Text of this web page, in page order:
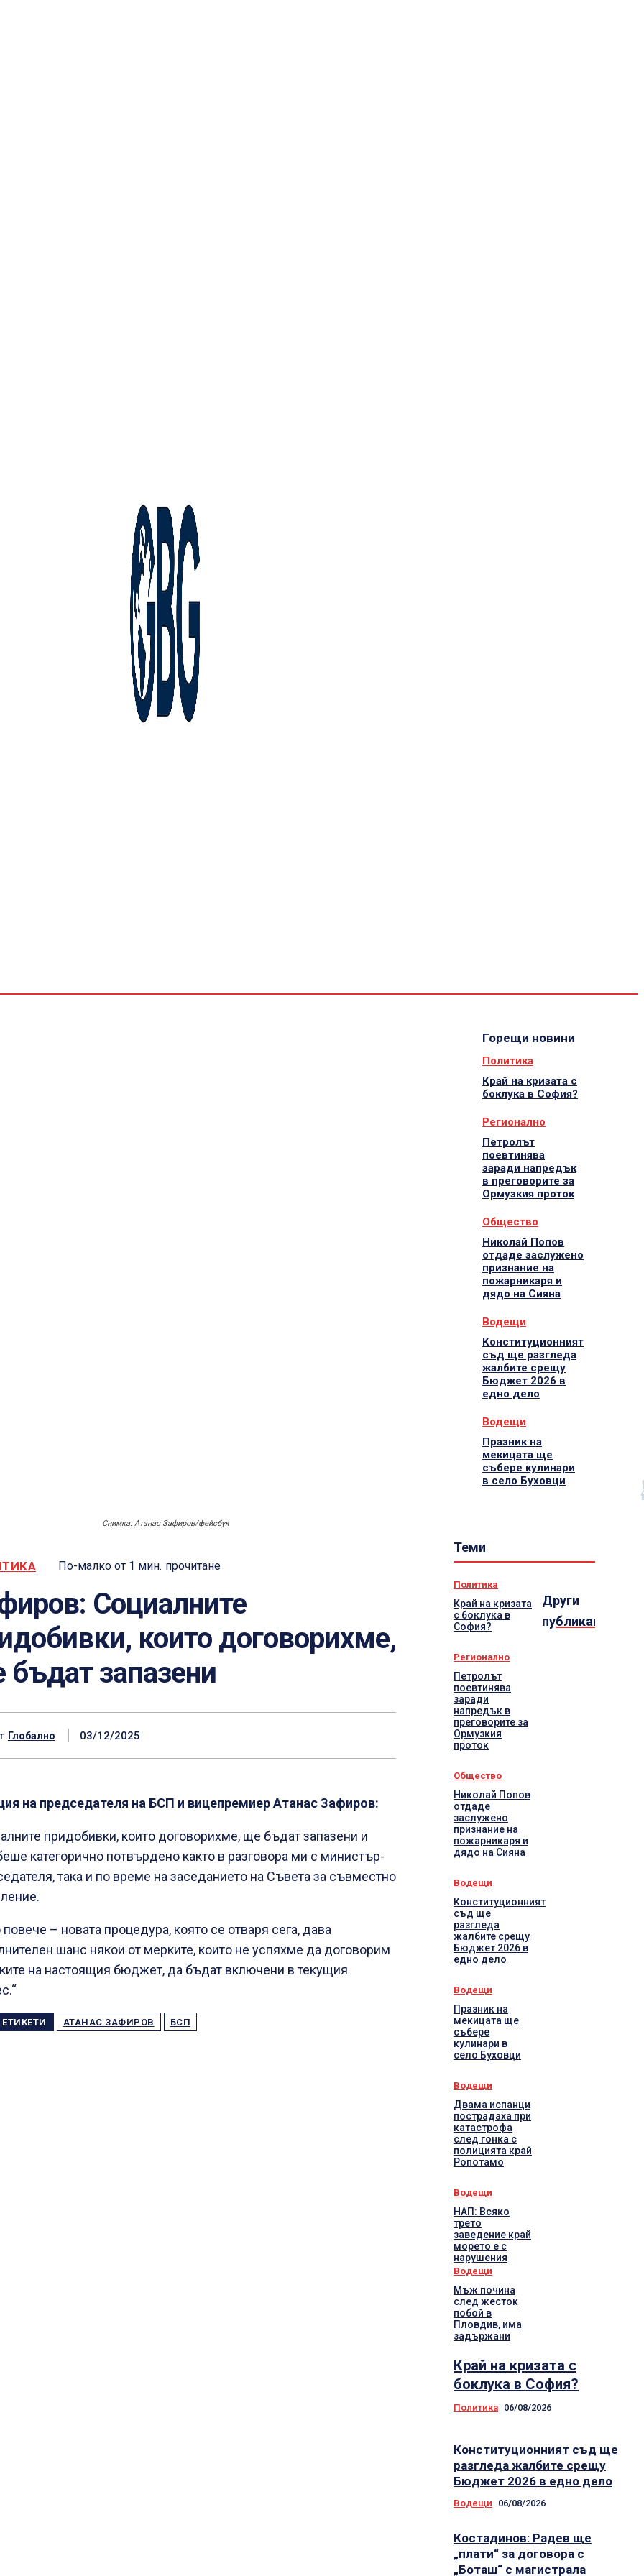
Снимка: Атанас Зафиров/фейсбук
По-малко от 1 мин. прочитане
Социалните
които договорихме,
запазени
Глобално 03/12/2025
на председателя на БСП и вицепремиер Атанас Зафиров:
придобивки, които договорихме, ще бъдат запазени и
категорично потвърдено както в разговора ми с министър-
така и по време на заседанието на Съвета за съвместно
– новата процедура, която се отваря сега, дава
шанс някои от мерките, които не успяхме да договорим
на настоящия бюджет, да бъдат включени в текущия
ЕТИКЕТИ АТАНАС ЗАФИРОВ БСП
Горещи новини
Политика
Край на кризата с
боклука в София?
Регионално
Петролът
поевтинява
заради напредък
в преговорите за
Ормузкия проток
Общество
Николай Попов
отдаде заслужено
признание на
пожарникаря и
дядо на Сияна
Водещи
Конституционният
съд ще разгледа
жалбите срещу
Бюджет 2026 в
едно дело
Водещи
Празник на
мекицата ще
събере кулинари
в село Буховци
Теми
Политика
Край на кризата
с боклука в
София?
Регионално
Петролът
поевтинява
заради
напредък в
преговорите за
Ормузкия
проток
Общество
Николай Попов
отдаде
заслужено
признание на
пожарникаря и
дядо на Сияна
Водещи
Конституционният
съд ще
разгледа
жалбите срещу
Бюджет 2026 в
едно дело
Водещи
Празник на
мекицата ще
събере
кулинари в
село Буховци
Водещи
Двама испанци
пострадаха при
катастрофа
след гонка с
полицията край
Ропотамо
Водещи
НАП: Всяко
трето
заведение край
морето е с
нарушения
Водещи
Мъж почина
след жесток
побой в
Пловдив, има
задържани
Други
публикации
Край на кризата с
боклука в София?
Политика 06/08/2026
Конституционният съд ще
разгледа жалбите срещу
Бюджет 2026 в едно дело
Водещи 06/08/2026
Костадинов: Радев ще
„плати“ за договора с
„Боташ“ с магистрала